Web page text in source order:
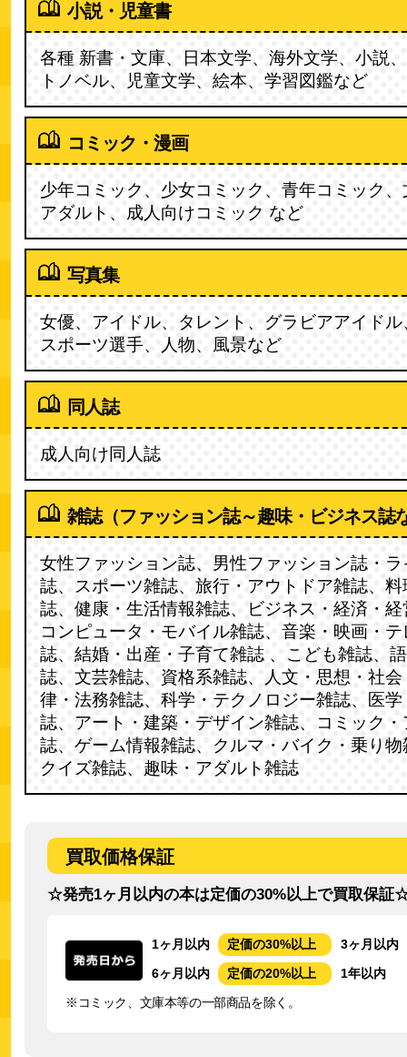
小説・児童書
各種 新書・文庫、日本文学、海外文学、小説
トノベル、児童文学、絵本、学習図鑑など
コミック・漫画
少年コミック、少女コミック、青年コミック
アダルト、成人向けコミック など
写真集
女優、アイドル、タレント、グラビアアイド
スポーツ選手、人物、風景など
同人誌
成人向け同人誌
雑誌（ファッション誌～趣味・ビジネス誌
女性ファッション誌、男性ファッション誌・
誌、スポーツ雑誌、旅行・アウトドア雑誌、
誌、健康・生活情報雑誌、ビジネス・経済・
コンピュータ・モバイル雑誌、音楽・映画・
誌、結婚・出産・子育て雑誌 、こども雑誌、
誌、文芸雑誌、資格系雑誌、人文・思想・社
律・法務雑誌、科学・テクノロジー雑誌、医
誌、アート・建築・デザイン雑誌、コミック
誌、ゲーム情報雑誌、クルマ・バイク・乗り
クイズ雑誌、趣味・アダルト雑誌
買取価格保証
☆発売1ヶ月以内の本は定価の30%以上で買取保証
1ヶ月以内 定価の30%以上
3ヶ月以内
6ヶ月以内
定価の20%以上
1年以内
※コミック、文庫本等の一部商品を除く。